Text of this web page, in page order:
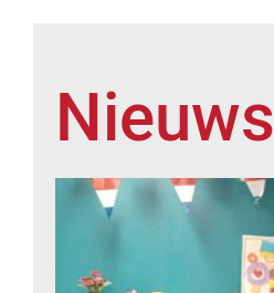
Nieuws